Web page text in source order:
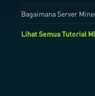
Bagaimana Server
Lihat Semua Tutorial